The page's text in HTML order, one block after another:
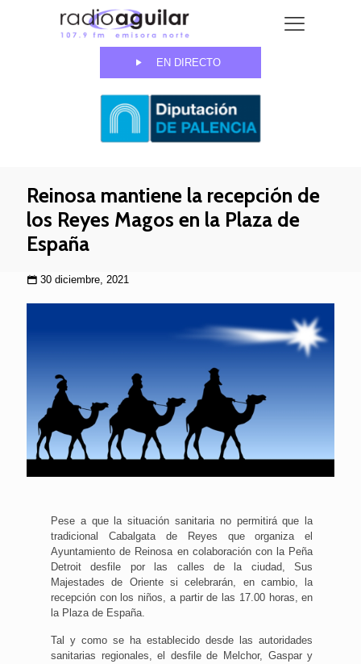
EN DIRECTO
Reinosa mantiene la recepción de
los Reyes Magos en la Plaza de
España
30 diciembre, 2021
Pese a que la situación sanitaria no permitirá que la
tradicional Cabalgata de Reyes que organiza el
Ayuntamiento de Reinosa en colaboración con la Peña
Detroit desfile por las calles de la ciudad, Sus
Majestades de Oriente si celebrarán, en cambio, la
recepción con los niños, a partir de las 17.00 horas, en
la Plaza de España.
Tal y como se ha establecido desde las autoridades
sanitarias regionales, el desfile de Melchor, Gaspar y